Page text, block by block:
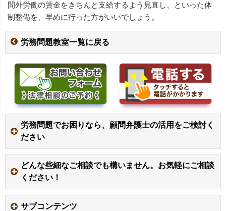
間外労働の賃金をきちんと支給するよう見直し、といった体
制整備を、早めに行った方がいいでしょう。
労務問題教室一覧に戻る
労務問題でお困りなら、顧問弁護士の活用をご検討く
ださい
どんな些細なご相談でも構いません。お気軽にご相談
ください！
サブコンテンツ